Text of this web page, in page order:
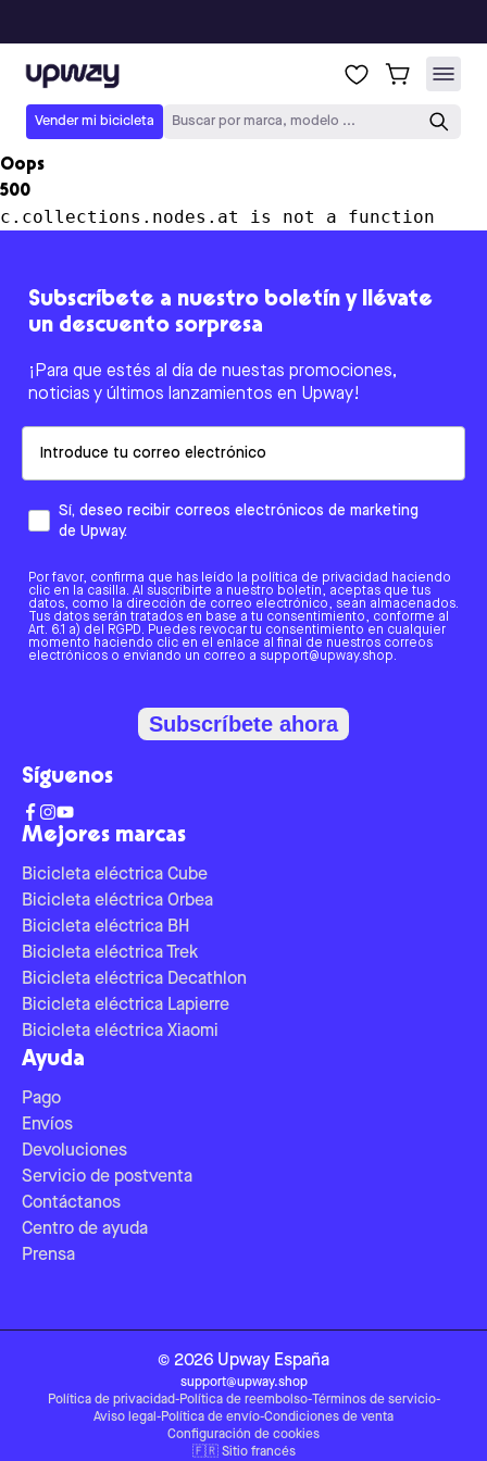
Upway
Vender mi bicicleta Buscar por marca, modelo ...
Oops
500
c.collections.nodes.at is not a function
Mejores marcas
Bicicleta eléctrica Cube
Bicicleta eléctrica Orbea
Bicicleta eléctrica BH
Bicicleta eléctrica Trek
Bicicleta eléctrica Decathlon
Bicicleta eléctrica Lapierre
Bicicleta eléctrica Xiaomi
Ayuda
Pago
Envíos
Devoluciones
Servicio de postventa
Contáctanos
Centro de ayuda
Prensa
Subscríbete a nuestro boletín y llévate
un descuento sorpresa
¡Para que estés al día de nuestas promociones,
noticias y últimos lanzamientos en Upway!
Sí, deseo recibir correos electrónicos de marketing
de Upway.
Por favor, confirma que has leído la política de privacidad haciendo
clic en la casilla. Al suscribirte a nuestro boletín, aceptas que tus
datos, como la dirección de correo electrónico, sean almacenados.
Tus datos serán tratados en base a tu consentimiento, conforme al
Art. 6.1 a) del RGPD. Puedes revocar tu consentimiento en cualquier
momento haciendo clic en el enlace al final de nuestros correos
electrónicos o enviando un correo a support@upway.shop.
Subscríbete ahora
Síguenos
© 2026 Upway España
support@upway.shop
Política de privacidad-Política de reembolso-Términos de servicio-
Aviso legal -Política de envío-Condiciones de venta
Configuración de cookies
🇫🇷 Sitio francés